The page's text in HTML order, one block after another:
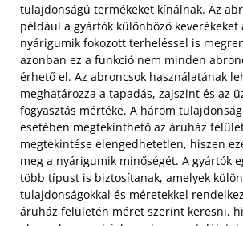
tulajdonságú termékeket kínálnak. Az
például a gyártók különböző keverékeket
nyárigumik fokozott terheléssel is
azonban ez a funkció nem minden
érhető el. Az abroncsok használatának
meghatározza a tapadás, zajszint és az
fogyasztás mértéke. A három
esetében megtekinthető az áruház
megtekintése elengedhetetlen, hiszen
meg a nyárigumik minőségét. A gyártók
több típust is biztosítanak, amelyek
tulajdonságokkal és méretekkel
áruház felületén méret szerint keresni,